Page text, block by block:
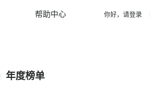
立即注册
你好，请登录
帮助中心 你好，请登录
年度榜单